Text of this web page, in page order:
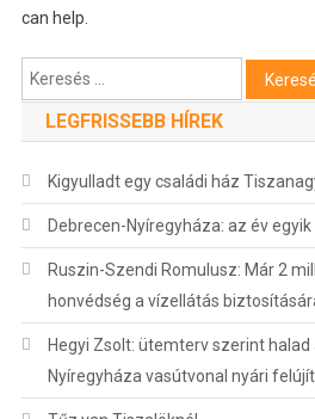
can help.
Keresés:
LEGFRISSEBB HÍREK
Kigyulladt egy családi ház
Debrecen-Nyíregyháza: az év
Ruszin-Szendi Romulusz: Már 2
honvédség a vízellátás
Hegyi Zsolt: ütemterv szerint
Nyíregyháza vasútvonal nyári